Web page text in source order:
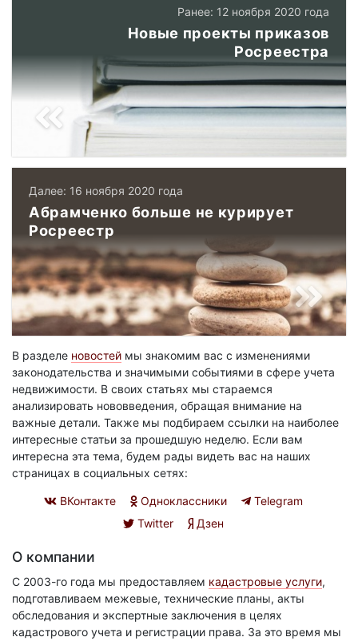
Ранее: 12 ноября 2020 года
Новые проекты приказов
Росреестра
Далее: 16 ноября 2020 года
Абрамченко больше не курирует
Росреестр
В разделе новостей мы знакомим вас с изменениями
законодательства и значимыми событиями в сфере учета
недвижимости. В своих статьях мы стараемся
анализировать нововведения, обращая внимание на
важные детали. Также мы подбираем ссылки на наиболее
интересные статьи за прошедшую неделю. Если вам
интересна эта тема, будем рады видеть вас на наших
страницах в социальных сетях:
ВКонтакте Одноклассники
Telegram
Twitter
Дзен
О компании
С 2003-го года мы предоставляем кадастровые услуги,
подготавливаем межевые, технические планы, акты
обследования и экспертные заключения в целях
кадастрового учета и регистрации права. За это время мы